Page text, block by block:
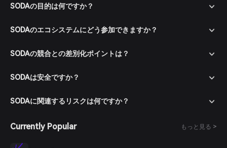
SODAの目的は何ですか？
SODAのエコシステムにどう参加できますか？
SODAの競合との差別化ポイントは？
SODAは安全ですか？
SODAに関連するリスクは何ですか？
Currently Popular もっと見る >